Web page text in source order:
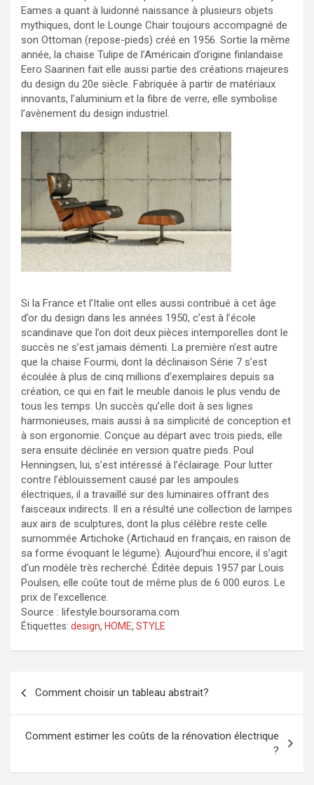
Eames a quant à luidonné naissance à plusieurs objets
mythiques, dont le Lounge Chair toujours accompagné de
son Ottoman (repose-pieds) créé en 1956. Sortie la même
année, la chaise Tulipe de l’Américain d’origine finlandaise
Eero Saarinen fait elle aussi partie des créations majeures
du design du 20e siècle. Fabriquée à partir de matériaux
innovants, l’aluminium et la fibre de verre, elle symbolise
l’avènement du design industriel.
Si la France et l’Italie ont elles aussi contribué à cet âge
d’or du design dans les années 1950, c’est à l’école
scandinave que l’on doit deux pièces intemporelles dont le
succès ne s’est jamais démenti. La première n’est autre
que la chaise Fourmi, dont la déclinaison Série 7 s’est
écoulée à plus de cinq millions d’exemplaires depuis sa
création, ce qui en fait le meuble danois le plus vendu de
tous les temps. Un succès qu’elle doit à ses lignes
harmonieuses, mais aussi à sa simplicité de conception et
à son ergonomie. Conçue au départ avec trois pieds, elle
sera ensuite déclinée en version quatre pieds. Poul
Henningsen, lui, s’est intéressé à l’éclairage. Pour lutter
contre l’éblouissement causé par les ampoules
électriques, il a travaillé sur des luminaires offrant des
faisceaux indirects. Il en a résulté une collection de lampes
aux airs de sculptures, dont la plus célèbre reste celle
surnommée Artichoke (Artichaud en français, en raison de
sa forme évoquant le légume). Aujourd’hui encore, il s’agit
d’un modèle très recherché. Éditée depuis 1957 par Louis
Poulsen, elle coûte tout de même plus de 6 000 euros. Le
prix de l’excellence.
Source : lifestyle.boursorama.com
Étiquettes: design, HOME, STYLE
l’article
Comment choisir un tableau abstrait?
Comment estimer les coûts de la rénovation électrique
?